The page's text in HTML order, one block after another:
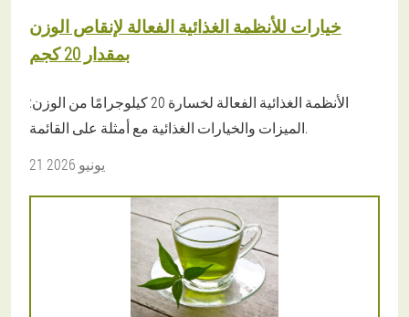
خيارات للأنظمة الغذائية الفعالة لإنقاص الوزن
بمقدار 20 كجم
الأنظمة الغذائية الفعالة لخسارة 20 كيلوجرامًا من الوزن:
الميزات والخيارات الغذائية مع أمثلة على القائمة.
21 يونيو 2026